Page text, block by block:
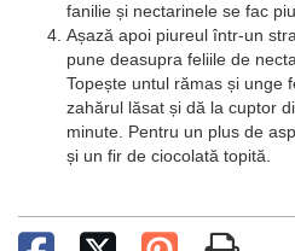
fanilie și nectarinele se fac
Așază apoi piureul într-un
pune deasupra feliile de
Topește untul rămas și unge
zahărul lăsat și dă la cuptor
minute. Pentru un plus de
și un fir de ciocolată topită.